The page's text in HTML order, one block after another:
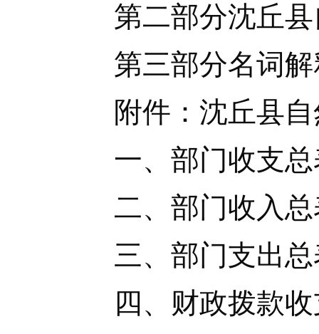
第二部分沈丘县
第三部分名词解
附件：沈丘县自
一、部门收支总
二、部门收入总
三、部门支出总
四、财政拨款收